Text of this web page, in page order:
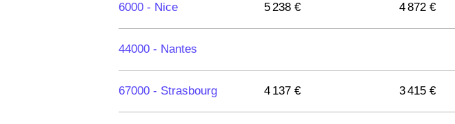
6000 - Nice 5 238 € 4 872 €
44000 - Nantes
67000 - Strasbourg 4 137 € 3 415 €